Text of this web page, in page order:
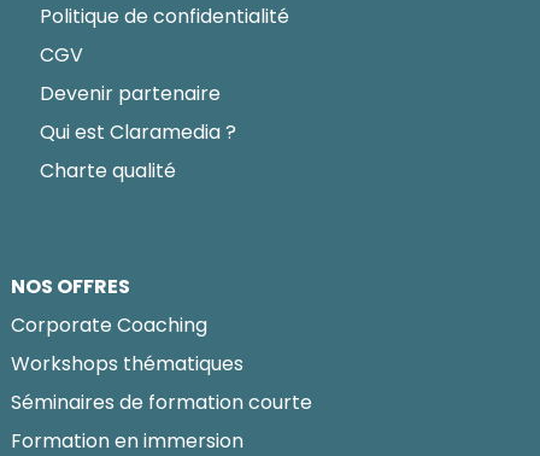
Politique de confidentialité
CGV
Devenir partenaire
Qui est Claramedia ?
Charte qualité
NOS OFFRES
Corporate Coaching
Workshops thématiques
Séminaires de formation courte
Formation en immersion